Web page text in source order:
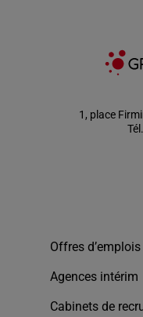
1, place
Offres d’emplois
Agences intérim
Cabinets de